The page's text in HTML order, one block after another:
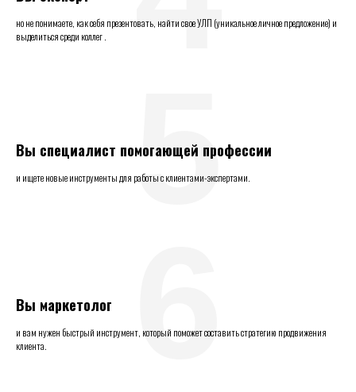
но не понимаете, как себя презентовать, найти свое УЛП (уникальное личное предложение) и
выделиться среди коллег .
Вы специалист помогающей профессии
и ищете новые инструменты для работы с клиентами-экспертами.
5
Вы маркетолог
и вам нужен быстрый инструмент, который поможет составить стратегию продвижения
клиента.
6